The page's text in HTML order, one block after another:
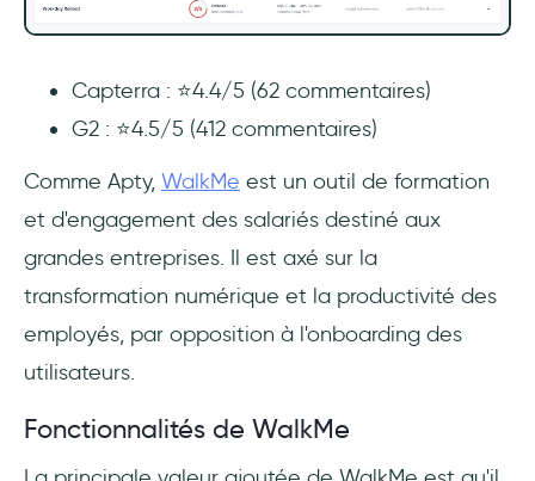
Capterra : ⭐4.4/5 (62 commentaires)
G2 : ⭐4.5/5 (412 commentaires)
Comme Apty, WalkMe est un outil de formation
et d'engagement des salariés destiné aux
grandes entreprises. Il est axé sur la
transformation numérique et la productivité des
employés, par opposition à l'onboarding des
utilisateurs.
Fonctionnalités de WalkMe